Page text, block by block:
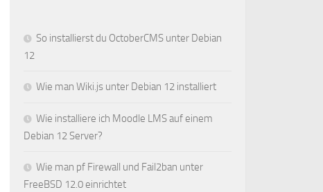
So installierst du OctoberCMS unter Debian
12
Wie man Wiki.js unter Debian 12 installiert
Wie installiere ich Moodle LMS auf einem
Debian 12 Server?
Wie man pf Firewall und Fail2ban unter
FreeBSD 12.0 einrichtet